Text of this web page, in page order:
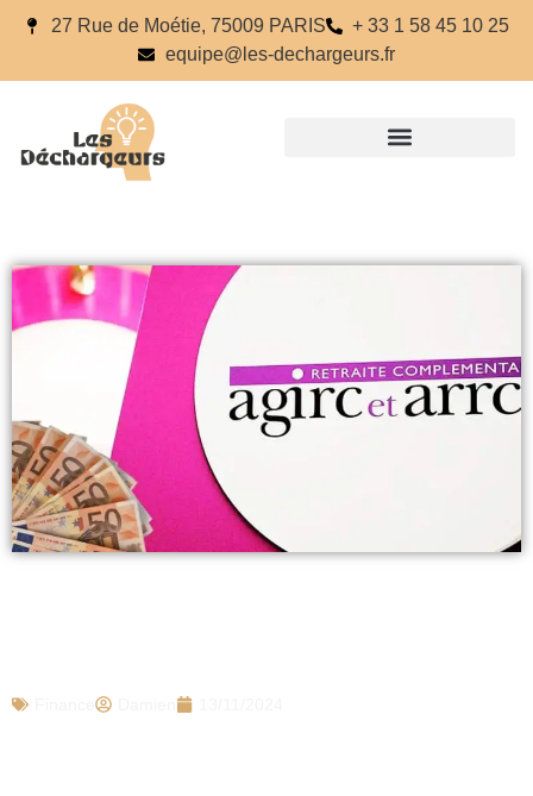
27 Rue de Moétie, 75009 PARIS
+ 33 1 58 45 10 25
equipe@les-dechargeurs.fr